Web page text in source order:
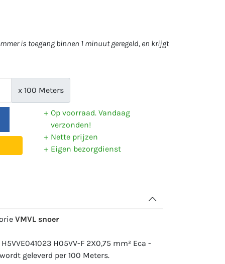
is toegang binnen 1 minuut geregeld, en krijgt
x 100 Meters
Op voorraad. Vandaag
verzonden!
Nette prijzen
Eigen bezorgdienst
VMVL snoer
H05VV-F 2X0,75 mm² Eca -
geleverd per 100 Meters.